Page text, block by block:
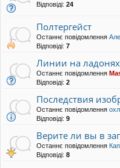
Відповіді: 24
Полтергейст
Останнє повідомлення
Відповіді: 7
Линии на ладонях
Останнє повідомлення
Відповіді: 2
Последствия
Останнє повідомлення
Відповіді: 9
Верите ли вы в
Останнє повідомлення
Відповіді: 8